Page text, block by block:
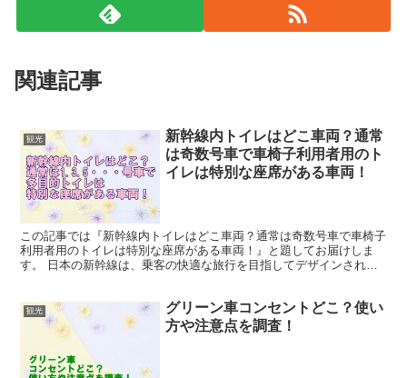
関連記事
観光
新幹線内トイレはどこ車両？通常
は奇数号車で車椅子利用者用のト
イレは特別な座席がある車両！
この記事では『新幹線内トイレはどこ車両？通常は奇数号車で車椅子
利用者用のトイレは特別な座席がある車両！』と題してお届けしま
す。 日本の新幹線は、乗客の快適な旅行を目指してデザインされた
観光
グリーン車コンセントどこ？使い
方や注意点を調査！